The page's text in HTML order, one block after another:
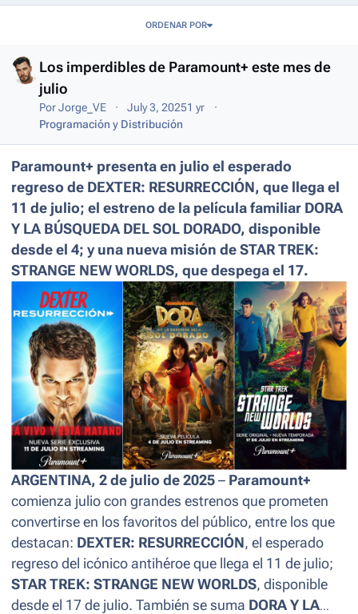
ORDENAR POR
Los imperdibles de Paramount+ este mes de
julio
PorJorge_VE July 3, 20251 yr
Programación y Distribución
Paramount+ presenta en julio el esperado
regreso de DEXTER: RESURRECCIÓN, que llega el
11 de julio; el estreno de la película familiar DORA
Y LA BÚSQUEDA DEL SOL DORADO, disponible
desde el 4; y una nueva misión de STAR TREK:
STRANGE NEW WORLDS, que despega el 17.
ARGENTINA, 2 de julio de 2025 – Paramount+
comienza julio con grandes estrenos que prometen
convertirse en los favoritos del público, entre los que
destacan: DEXTER: RESURRECCIÓN, el esperado
regreso del icónico antihéroe que llega el 11 de julio;
STAR TREK: STRANGE NEW WORLDS, disponible
desde el 17 de julio. También se suma DORA Y LA